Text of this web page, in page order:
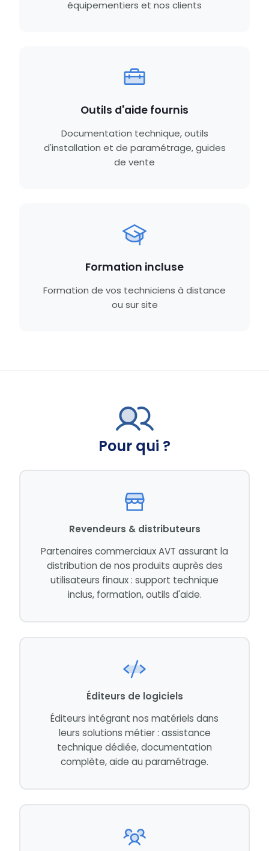
équipementiers et nos clients
Outils d'aide fournis
Documentation technique, outils
d'installation et de paramétrage, guides
de vente
Formation incluse
Formation de vos techniciens à distance
ou sur site
Pour qui ?
Revendeurs & distributeurs
Partenaires commerciaux AVT assurant la
distribution de nos produits auprès des
utilisateurs finaux : support technique
inclus, formation, outils d'aide.
Éditeurs de logiciels
Éditeurs intégrant nos matériels dans
leurs solutions métier : assistance
technique dédiée, documentation
complète, aide au paramétrage.